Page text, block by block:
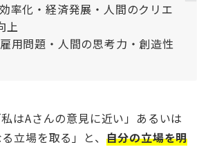
効率化・経済発展・人間のクリエ
上
雇用問題・人間の思考力・創造性
はAさんの意見に近い」あるいは
立場を取る」と、 自分の立場を明